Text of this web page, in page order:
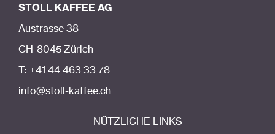
STOLL KAFFEE AG
Austrasse 38
CH-8045 Zürich
T: +41 44 463 33 78
info@stoll-kaffee.ch
NÜTZLICHE LINKS